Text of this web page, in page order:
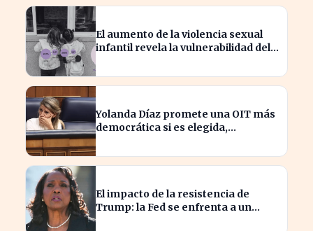
El aumento de la violencia sexual
infantil revela la vulnerabilidad del
Yolanda Díaz promete una OIT más
democrática si es elegida,
El impacto de la resistencia de
Trump: la Fed se enfrenta a un